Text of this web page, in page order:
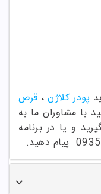
پودر کلاژن، قرص
با مشاوران ما به
و یا در برنامه